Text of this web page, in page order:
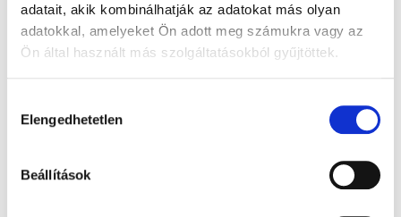
adatait, akik kombinálhatják az adatokat más olyan
adatokkal, amelyeket Ön adott meg számukra vagy az
Ön által használt más szolgáltatásokból gyűjtöttek.
kiválasztása
Elengedhetetlen
Beállítások
TALLIN
tól
foglalt sárga
TOKYO
TOKYO
tól
foglalt